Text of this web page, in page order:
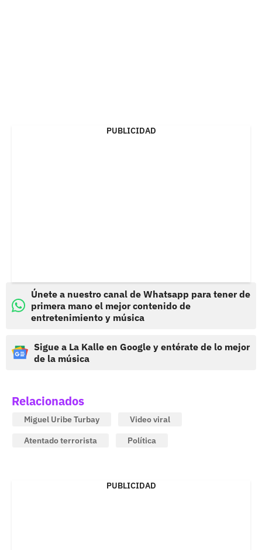
PUBLICIDAD
Únete a nuestro canal de Whatsapp para tener de
primera mano el mejor contenido de
entretenimiento y música
Sigue a La Kalle en Google y entérate de lo mejor
de la música
Relacionados
Miguel Uribe Turbay
Video viral
Atentado terrorista
Política
PUBLICIDAD